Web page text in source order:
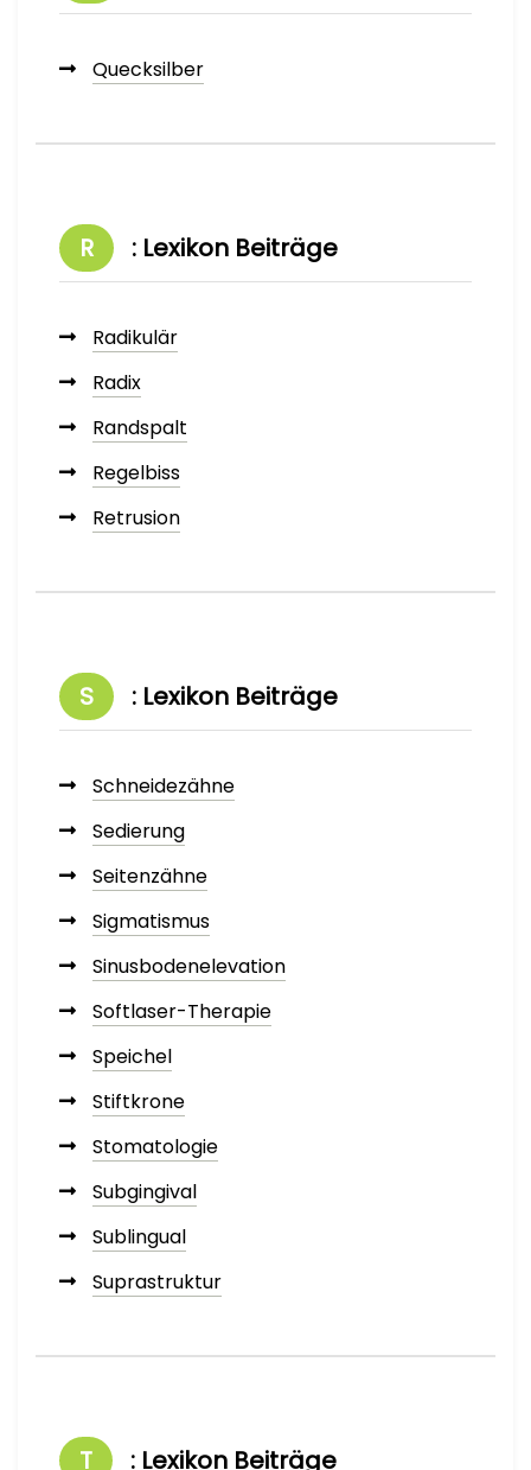
Quecksilber
R : Lexikon Beiträge
Radikulär
Radix
Randspalt
Regelbiss
Retrusion
S : Lexikon Beiträge
Schneidezähne
Sedierung
Seitenzähne
Sigmatismus
Sinusbodenelevation
Softlaser-Therapie
Speichel
Stiftkrone
Stomatologie
Subgingival
Sublingual
Suprastruktur
T : Lexikon Beiträge